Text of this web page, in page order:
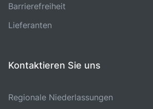
Barrierefreiheit
Lieferanten
Kontaktieren Sie uns
Regionale Niederlassungen